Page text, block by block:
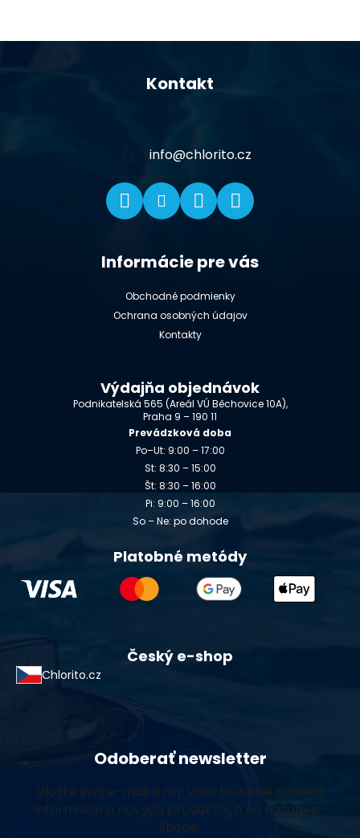
Z
Kontakt
info@chlorito.cz
Informácie pre vás
Obchodné podmienky
Ochrana osobných údajov
Kontakty
Výdajňa objednávok
Podnikatelská 565 (Areál VÚ Běchovice 10A),
Praha 9 – 190 11
Prevádzková doba
Po–Ut: 9:00 – 17:00
St: 8:30 – 15:00
Št: 8:30 – 16:00
Pi: 9:00 – 16:00
So – Ne: po dohode
Platobné metódy
Český e-shop
Chlorito.cz
Odoberať newsletter
Vložte svoj e-mail a my Vám budeme zasielať
informácie o nových produktoch na našom e-
shope.